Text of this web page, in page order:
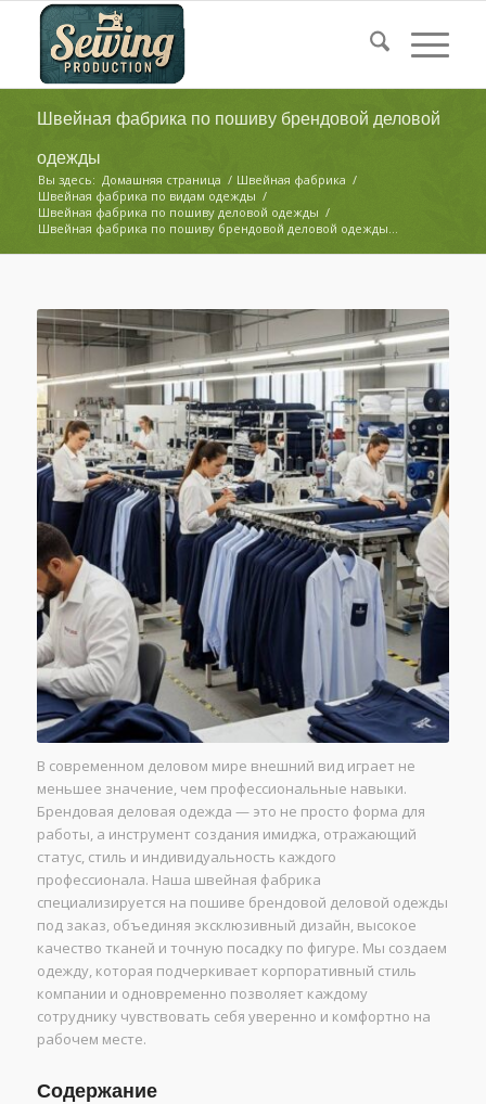
Швейная фабрика по пошиву брендовой деловой
одежды
Вы здесь: Домашняя страница / Швейная фабрика /
Швейная фабрика по видам одежды /
Швейная фабрика по пошиву деловой одежды /
Швейная фабрика по пошиву брендовой деловой одежды...
В современном деловом мире внешний вид играет не
меньшее значение, чем профессиональные навыки.
Брендовая деловая одежда — это не просто форма для
работы, а инструмент создания имиджа, отражающий
статус, стиль и индивидуальность каждого
профессионала. Наша швейная фабрика
специализируется на пошиве брендовой деловой одежды
под заказ, объединяя эксклюзивный дизайн, высокое
качество тканей и точную посадку по фигуре. Мы создаем
одежду, которая подчеркивает корпоративный стиль
компании и одновременно позволяет каждому
сотруднику чувствовать себя уверенно и комфортно на
рабочем месте.
Содержание